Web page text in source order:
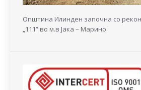
Општина Илинден започна со
„111“ во м.в Јака – Марино